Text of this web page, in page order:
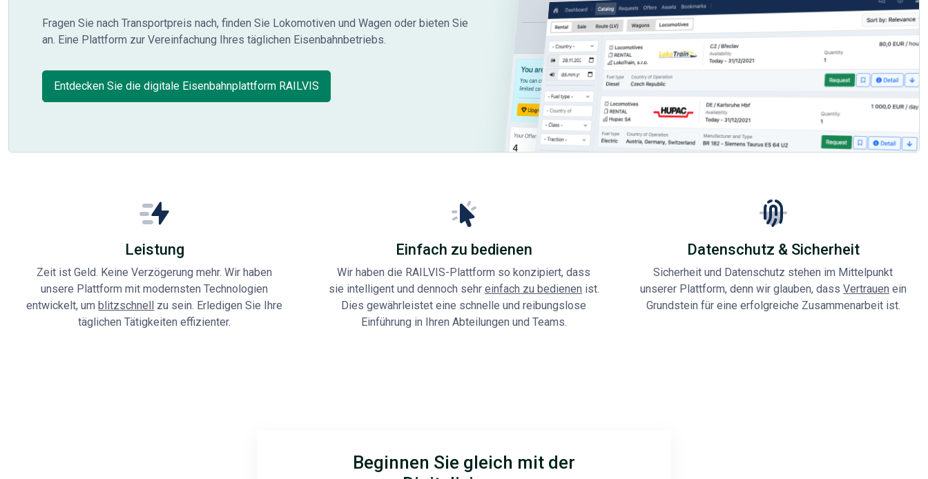
Fragen Sie nach Transportpreis nach, finden Sie Lokomotiven und Wagen oder bieten Sie
an. Eine Plattform zur Vereinfachung Ihres täglichen Eisenbahnbetriebs.
Entdecken Sie die digitale Eisenbahnplattform RAILVIS
Leistung
Zeit ist Geld. Keine Verzögerung mehr. Wir haben
unsere Plattform mit modernsten Technologien
entwickelt, umblitzschnell zu sein. Erledigen Sie Ihre
täglichen Tätigkeiten effizienter.
Einfach zu bedienen
Wir haben die RAILVIS-Plattform so konzipiert, dass
sie intelligent und dennoch sehr einfach zu bedienen ist.
Dies gewährleistet eine schnelle und reibungslose
Einführung in Ihren Abteilungen und Teams.
Datenschutz & Sicherheit
Sicherheit und Datenschutz stehen im Mittelpunkt
unserer Plattform, denn wir glauben, dass Vertrauen ein
Grundstein für eine erfolgreiche Zusammenarbeit ist.
Beginnen Sie gleich mit der